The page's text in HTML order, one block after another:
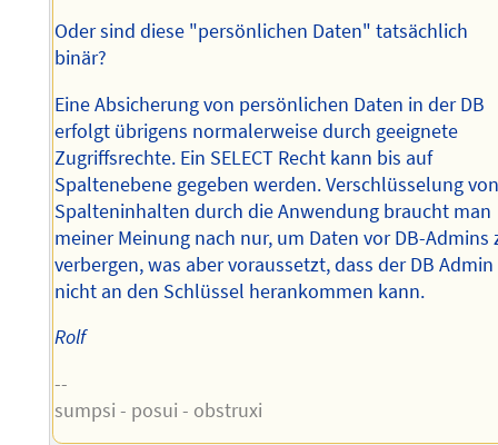
Oder sind diese "persönlichen Daten" tatsächlich
binär?
Eine Absicherung von persönlichen Daten in der DB
erfolgt übrigens normalerweise durch geeignete
Zugriffsrechte. Ein SELECT Recht kann bis auf
Spaltenebene gegeben werden. Verschlüsselung
Spalteninhalten durch die Anwendung braucht man
meiner Meinung nach nur, um Daten vor DB-Admins
verbergen, was aber voraussetzt, dass der DB Admin
nicht an den Schlüssel herankommen kann.
Rolf
--
sumpsi - posui - obstruxi